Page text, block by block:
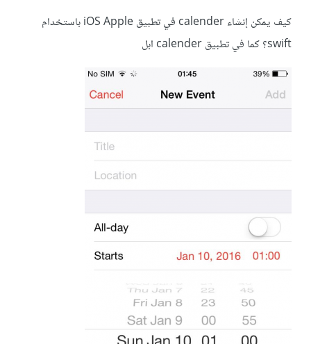
كيف يمكن إنشاء calender في تطبيق iOS Apple باستخدام
swift؟ كما في تطبيق calender ابل